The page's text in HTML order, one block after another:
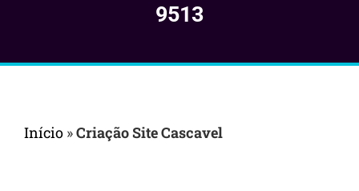
9513
Início »Criação Site Cascavel